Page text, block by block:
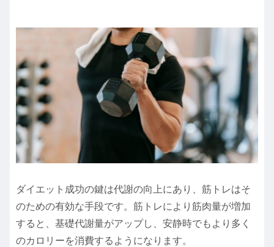
ダイエット成功の鍵は代謝の向上にあり、筋トレはそ
のための有効な手段です。筋トレにより筋肉量が増加
すると、基礎代謝量がアップし、安静時でもより多く
のカロリーを消費するようになります。